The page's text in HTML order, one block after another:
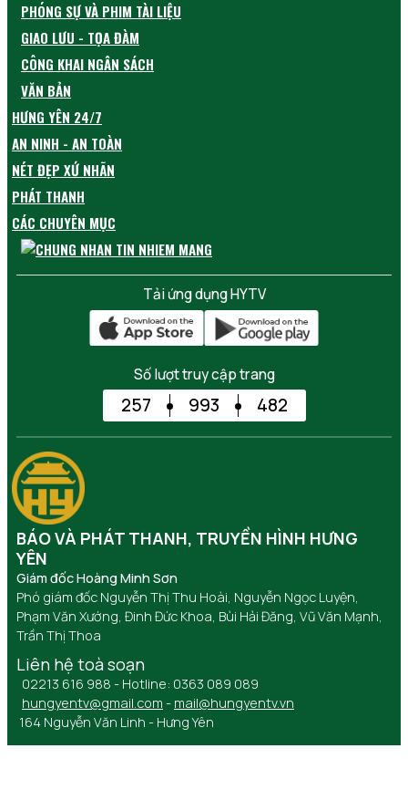
PHÓNG SỰ VÀ PHIM TÀI LIỆU
GIAO LƯU - TỌA ĐÀM
CÔNG KHAI NGÂN SÁCH
VĂN BẢN
HƯNG YÊN 24/7
AN NINH - AN TOÀN
NÉT ĐẸP XỨ NHÃN
PHÁT THANH
CÁC CHUYÊN MỤC
Tải ứng dụng HYTV
Số lượt truy cập trang
257 993 482
BÁO VÀ PHÁT THANH, TRUYỀN HÌNH HƯNG
YÊN
Giám đốc Hoàng Minh Sơn
Phó giám đốc Nguyễn Thị Thu Hoài, Nguyễn Ngọc Luyện,
Phạm Văn Xướng, Đinh Đức Khoa, Bùi Hải Đăng, Vũ Văn Mạnh,
Trần Thị Thoa
Liên hệ toà soạn
02213 616 988 - Hotline: 0363 089 089
hungyentv@gmail.com - mail@hungyentv.vn
164 Nguyễn Văn Linh - Hưng Yên